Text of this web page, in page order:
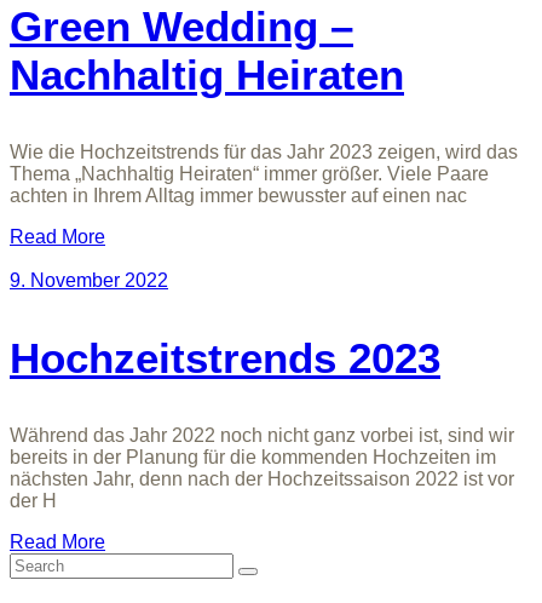
Green Wedding –
Nachhaltig Heiraten
Wie die Hochzeitstrends für das Jahr 2023 zeigen, wird das
Thema „Nachhaltig Heiraten“ immer größer. Viele Paare
achten in Ihrem Alltag immer bewusster auf einen nac
Read More
9. November 2022
Hochzeitstrends 2023
Während das Jahr 2022 noch nicht ganz vorbei ist, sind wir
bereits in der Planung für die kommenden Hochzeiten im
nächsten Jahr, denn nach der Hochzeitssaison 2022 ist vor
der H
Read More
Search
for: